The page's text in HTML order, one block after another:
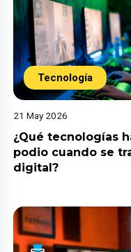
Tecnología
21 May 2026
¿Qué tecnologías
podio cuando se
digital?